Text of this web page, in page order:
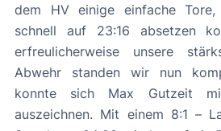
dem HV einige einfache
schnell auf 23:16 absetzen
erfreulicherweise unsere
Abwehr standen wir nun
konnte sich Max Gutzeit
auszeichnen. Mit einem 8:1 –